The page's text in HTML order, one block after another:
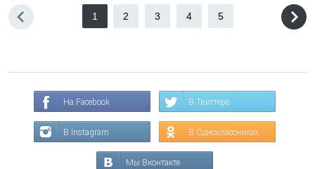
1 2 3 4 5
На Facebook В Твиттере
В Instagram В Одноклассниках
Мы Вконтакте